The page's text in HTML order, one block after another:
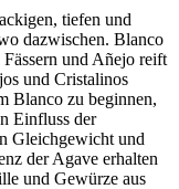
tiefen und
dazwischen. Blanco
und Añejo reift
und Cristalinos
Blanco zu beginnen,
Einfluss der
Gleichgewicht und
der Agave erhalten
und Gewürze aus